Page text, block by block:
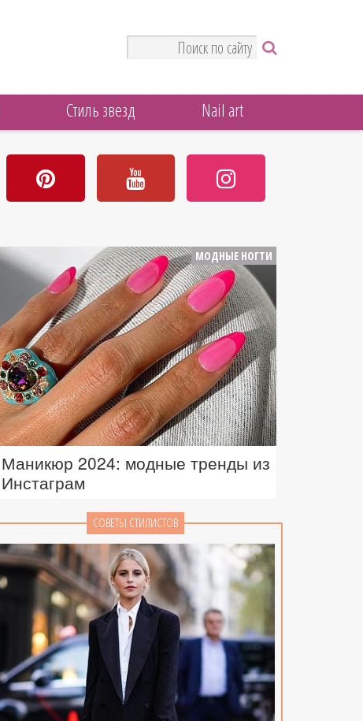
Стиль звезд Nail art
МОДНЫЕ НОГТИ
Маникюр 2024: модные тренды из
Инстаграм
СОВЕТЫ СТИЛИСТОВ